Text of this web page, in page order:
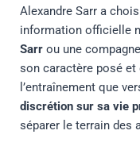
Alexandre Sarr a
information officielle
Sarrou une
son caractère posé et
l’entraînement que
discrétion sur sa vie
séparer le terrain des